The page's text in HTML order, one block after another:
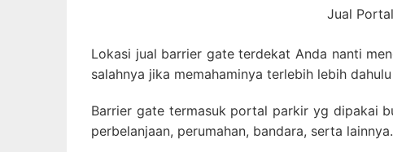
Jual
Lokasi jual barrier gate terdekat Anda nanti
salahnya jika memahaminya terlebih lebih
Barrier gate termasuk portal parkir yg dipakai
perbelanjaan, perumahan, bandara, serta lainnya.